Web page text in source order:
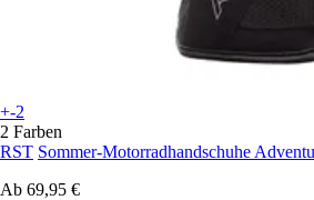
+-2
2 Farben
RST Sommer-Motorradhandschuhe
Ab 69,95 €